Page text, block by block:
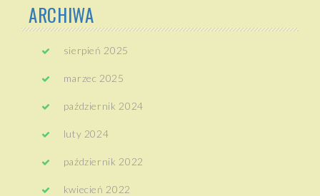
ARCHIWA
sierpień 2025
marzec 2025
październik 2024
luty 2024
październik 2022
kwiecień 2022